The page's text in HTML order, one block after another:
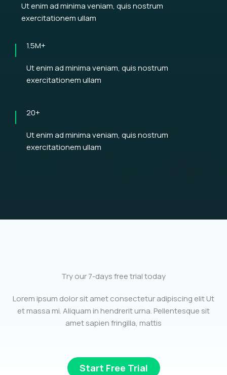
Ut enim ad minima veniam, quis nostrum
exercitationem ullam
1.5M+
Ut enim ad minima veniam, quis nostrum
exercitationem ullam
20+
Ut enim ad minima veniam, quis nostrum
exercitationem ullam
Try our 7-days free trial today
Lorem ipsum dolor sit amet consectetur adipiscing elit Ut
et massa mi. Aliquam in hendrerit urna. Pellentesque sit
amet sapien fringilla, mattis
Start Free Trial